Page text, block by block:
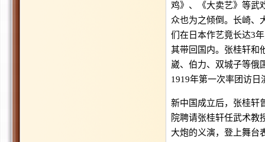
鸡》、《大卖艺》等武
众也为之倾倒。长崎、
们在日本作艺竟长达3
其带回国内。张桂轩和
崴、伯力、双城子等俄
1919年第一次率团访
新中国成立后，张桂轩
院聘请张桂轩任武术教
大炮的义演，登上舞台